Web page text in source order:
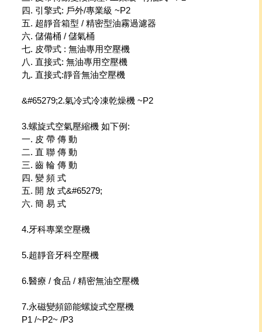
四. 引擎式: 戶外/專業級 ~P2
五. 超靜音箱型 / 精密型油霧過濾器
六. 儲備桶 / 儲氣桶
七. 皮帶式 : 無油專用空壓機
八. 直接式: 無油專用空壓機
九. 直接式:靜音無油空壓機
&#65279;2.氣冷式冷凍乾燥機 ~P2
3.螺旋式空氣壓縮機 如下例:
一. 皮 帶 傳 動
二. 直 聯 傳 動
三. 齒 輪 傳 動
四. 變 頻 式
五. 開 放 式&#65279;
六. 簡 易 式
4.牙科專業空壓機
5.超靜音牙科空壓機
6.醫療 / 食品 / 精密無油空壓機
7.永磁變頻節能螺旋式空壓機
P1 /~P2~ /P3